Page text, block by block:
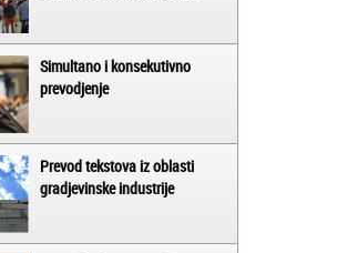
Simultano i konsekutivno
prevodjenje
Prevod tekstova iz oblasti
gradjevinske industrije